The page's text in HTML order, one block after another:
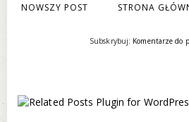
NOWSZY POST STRONA
Subskrybuj: Komentarze do